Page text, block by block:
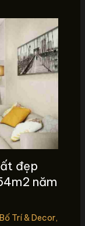
đẹp
năm
Trí & Decor,